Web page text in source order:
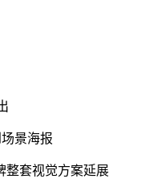
景海报
整套视觉方案延展